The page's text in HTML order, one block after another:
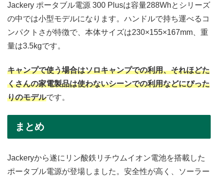
Jackery ポータブル電源 300 Plusは容量288Whとシリーズ
の中では小型モデルになります。ハンドルで持ち運べるコ
ンパクトさが特徴で、本体サイズは230×155×167mm、重
量は3.5kgです。
キャンプで使う場合はソロキャンプでの利用、それほどた
くさんの家電製品は使わないシーンでの利用などにぴった
りのモデルです。
まとめ
Jackeryから遂にリン酸鉄リチウムイオン電池を搭載した
ポータブル電源が登場しました。安全性が高く、ソーラー